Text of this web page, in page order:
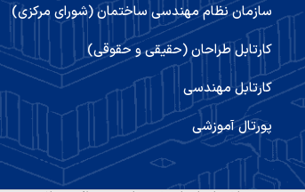
سازمان نظام مهندسی ساختمان (شورای مرکزی)
کارتابل طراحان (حقیقی و حقوقی)
کارتابل مهندسی
پورتال آموزشی